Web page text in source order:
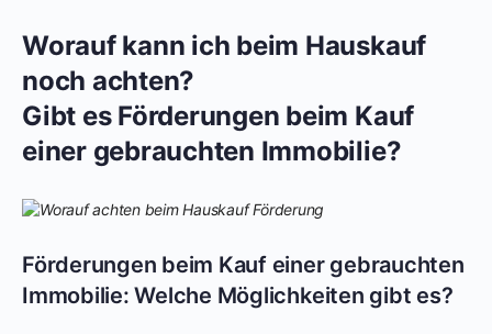
Worauf kann ich beim Hauskauf
noch achten?
Gibt es Förderungen beim Kauf
einer gebrauchten Immobilie?
Förderungen beim Kauf einer gebrauchten
Immobilie: Welche Möglichkeiten gibt es?